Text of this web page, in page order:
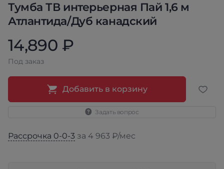
Тумба ТВ интерьерная Пай 1,6 м
Атлантида/Дуб канадский
14,890 ₽
Под заказ
Добавить в корзину
Задать вопрос
Рассрочка 0-0-3 за 4 963 ₽/мес